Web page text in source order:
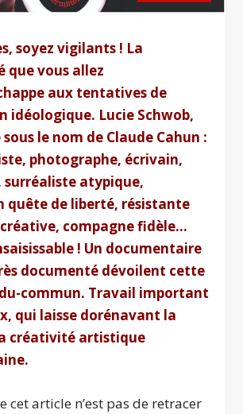
soyez vigilants ! La
que vous allez
aux tentatives de
idéologique. Lucie Schwob,
le nom de Claude Cahun :
photographe, écrivain,
surréaliste atypique,
quête de liberté, résistante
compagne fidèle…
! Un documentaire
documenté dévoilent cette
commun. Travail important
qui laisse dorénavant la
créativité artistique
cet article n’est pas de retracer